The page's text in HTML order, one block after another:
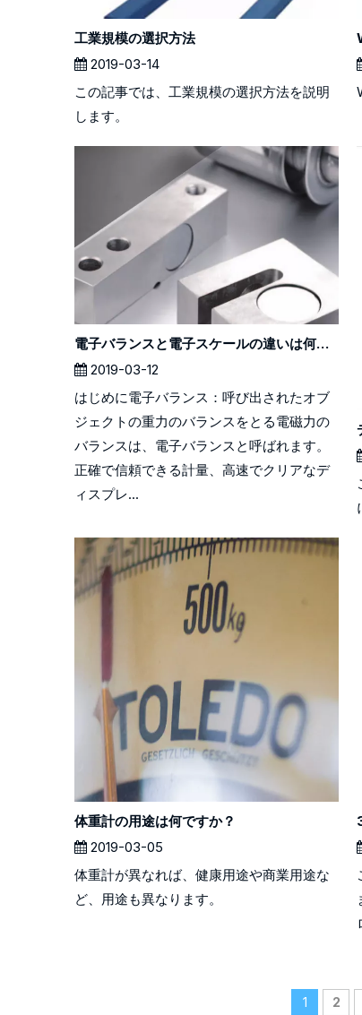
工業規模の選択方法
2019-03-14
この記事では、工業規模の選択方法を説明
します。
電子バランスと電子スケールの違いは何ですか？
2019-03-12
はじめに電子バランス：呼び出されたオブ
ジェクトの重力のバランスをとる電磁力の
バランスは、電子バランスと呼ばれます。
正確で信頼できる計量、高速でクリアなデ
ィスプレ...
体重計の用途は何ですか？
2019-03-05
体重計が異なれば、健康用途や商業用途な
ど、用途も異なります。
1 2